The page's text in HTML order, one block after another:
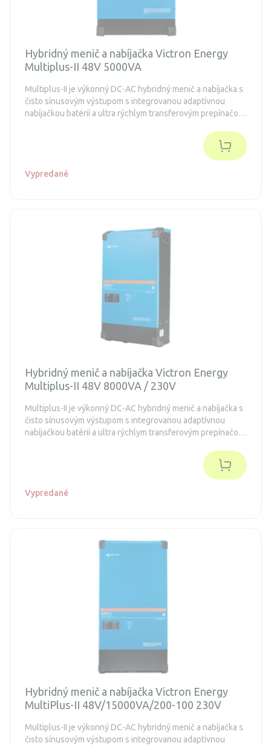
Hybridný menič a nabíjačka Victron Energy
Multiplus-II 48V 5000VA
Multiplus-II je výkonný DC-AC hybridný menič a nabíjačka s
čisto sínusovým výstupom s integrovanou adaptívnou
nabíjačkou batérií a ultra rýchlym transferovým prepínačom
Vypredané
Hybridný menič a nabíjačka Victron Energy
Multiplus-II 48V 8000VA / 230V
Multiplus-II je výkonný DC-AC hybridný menič a nabíjačka s
čisto sínusovým výstupom s integrovanou adaptívnou
nabíjačkou batérií a ultra rýchlym transferovým prepínačom
Vypredané
Hybridný menič a nabíjačka Victron Energy
MultiPlus-II 48V/15000VA/200-100 230V
Multiplus-II je výkonný DC-AC hybridný menič a nabíjačka s
čisto sínusovým výstupom s integrovanou adaptívnou